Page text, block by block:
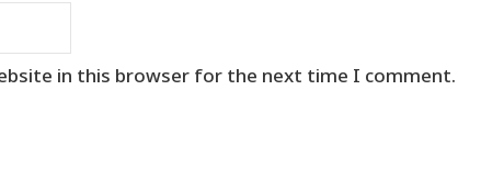
in this browser for the next time I comment.